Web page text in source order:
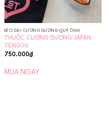
KÉO DÀI CƯƠNG DƯƠNG QUÝ ÔNG
THUỐC CƯƠNG DƯƠNG JAPAN
TENGSU
750.000₫
MUA NGAY